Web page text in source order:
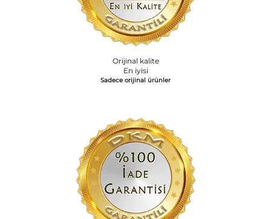
Orijinal kalite
En iyisi
Sadece orijinal ürünler